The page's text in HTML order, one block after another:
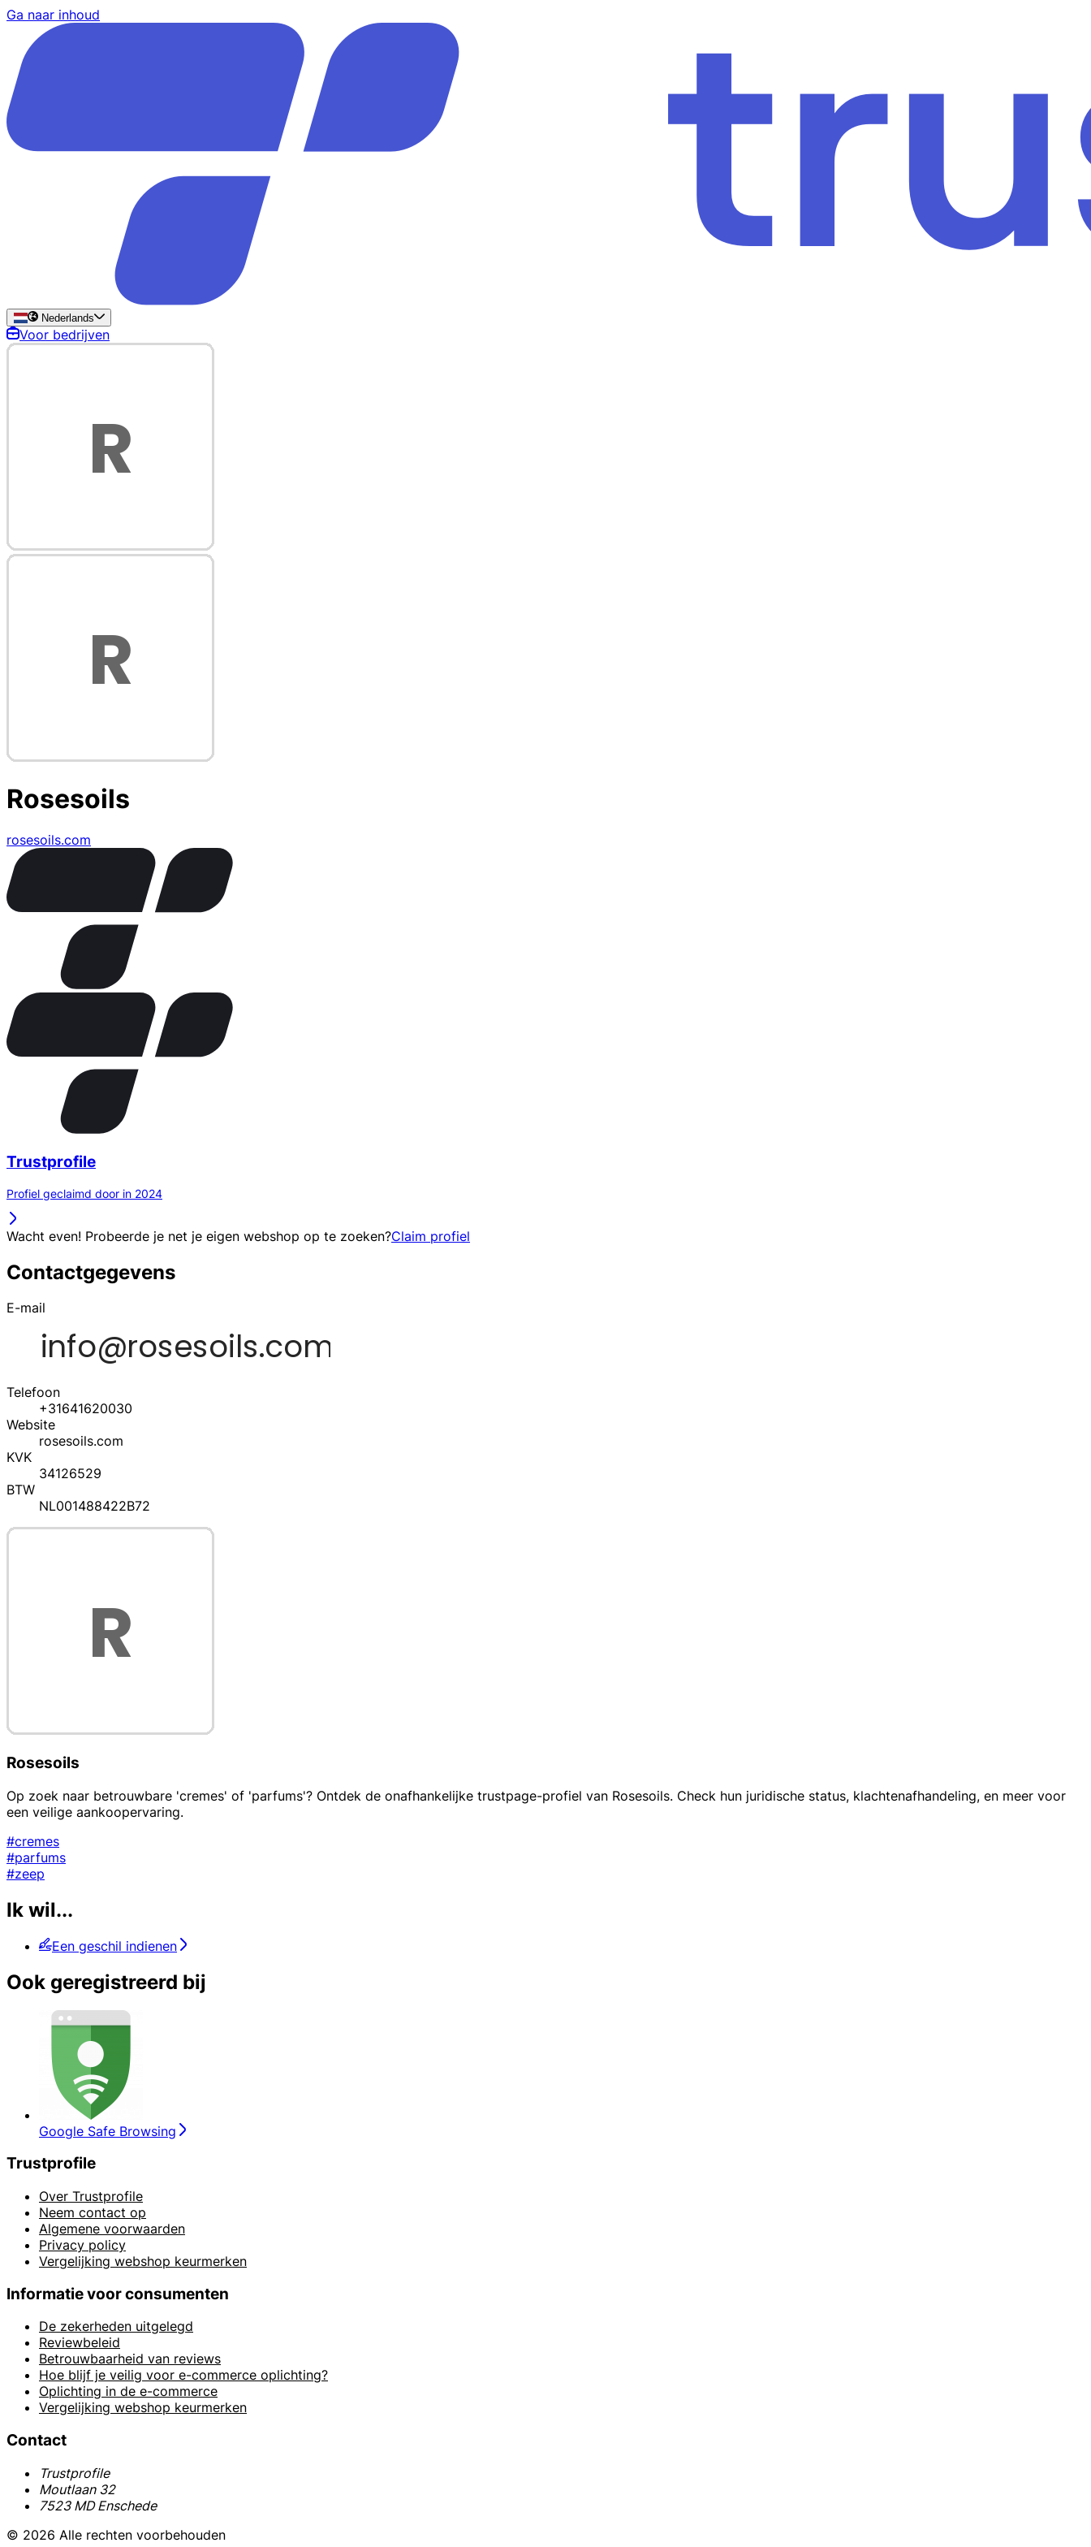
Ga naar inhoud
Nederlands
Voor bedrijven
Rosesoils
rosesoils.com
Trustprofile
Profiel geclaimd door in 2024
Wacht even! Probeerde je net je eigen webshop op te zoeken?Claim profiel
Contactgegevens
E-mail
Telefoon
+31641620030
Website
rosesoils.com
KVK
34126529
BTW
NL001488422B72
Rosesoils
Op zoek naar betrouwbare 'cremes' of 'parfums'? Ontdek de onafhankelijke trustpage-profiel van Rosesoils. Check hun juridische status, klachtenafhandeling, en meer voor
een veilige aankoopervaring.
#cremes
#parfums
#zeep
Ik wil...
Een geschil indienen
Ook geregistreerd bij
Google Safe Browsing
Trustprofile
Over Trustprofile
Neem contact op
Algemene voorwaarden
Privacy policy
Vergelijking webshop keurmerken
Informatie voor consumenten
De zekerheden uitgelegd
Reviewbeleid
Betrouwbaarheid van reviews
Hoe blijf je veilig voor e-commerce oplichting?
Oplichting in de e-commerce
Vergelijking webshop keurmerken
Contact
Trustprofile
Moutlaan 32
7523 MD Enschede
© 2026 Alle rechten voorbehouden